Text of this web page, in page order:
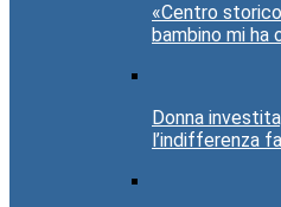
«Centro
bambino mi
Donna
l’indifferenza